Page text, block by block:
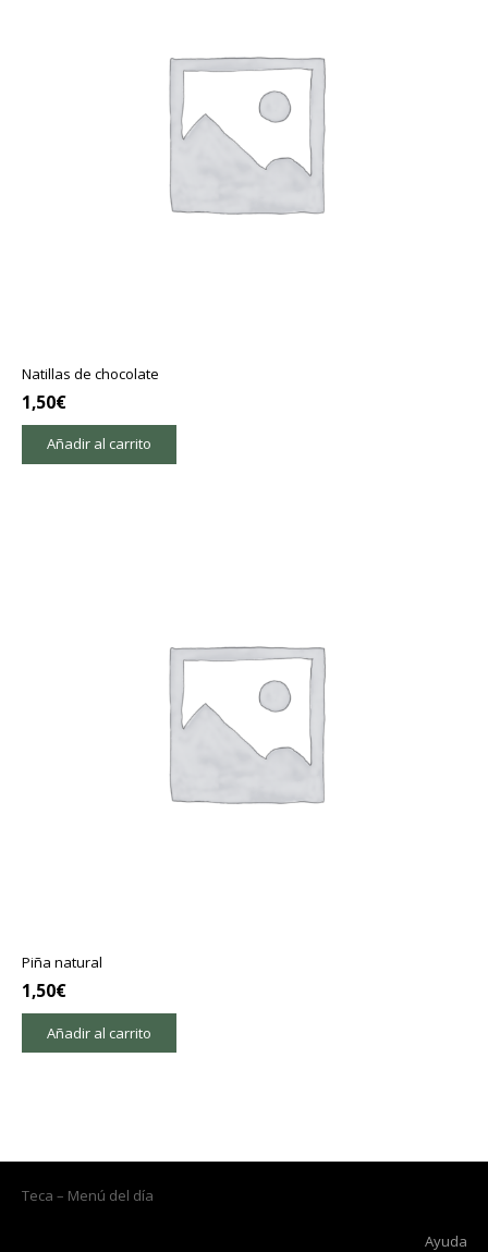
Natillas de chocolate
1,50€
Añadir al carrito
Piña natural
1,50€
Añadir al carrito
Teca – Menú del día
Ayuda